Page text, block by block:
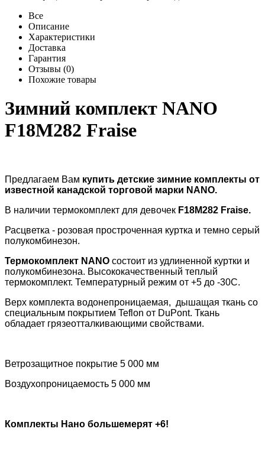
Все
Описание
Характеристики
Доставка
Гарантия
Отзывы (0)
Похожие товары
Зимний комплект NANO
F18M282 Fraise
Предлагаем Вам купить детские зимние комплекты от
известной канадской торговой марки NANO.
В наличии термокомплект для девочек F18M282 Fraise.
Расцветка - розовая простроченная куртка и темно серый
полукомбинезон.
Термокомплект NANO состоит из удлиненной куртки и
полукомбинезона. Высококачественный теплый
термокомплект. Температурный режим от +5 до -30С.
Верх комплекта водонепроницаемая, дышащая ткань со
специальным покрытием Teflon от DuPont. Ткань
обладает грязеотталкивающими свойствами.
Ветрозащитное покрытие 5 000 мм
Воздухопроницаемость 5 000 мм
Комплекты Нано большемерят +6!